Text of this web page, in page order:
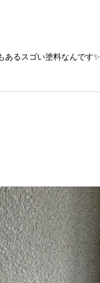
るスゴい塗料なんです✨